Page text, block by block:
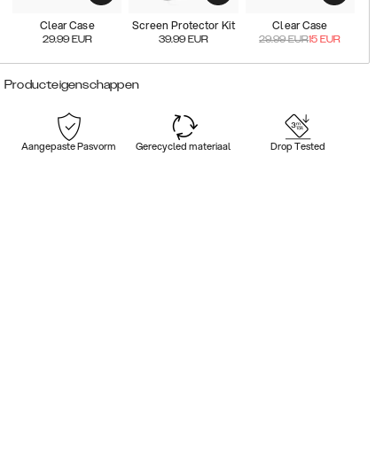
Clear Case
29.99 EUR
Screen Protector Kit
39.99 EUR
Clear Case
29.99EUR15 EUR
Producteigenschappen
Aangepaste Pasvorm Gerecycled materiaal Drop Tested